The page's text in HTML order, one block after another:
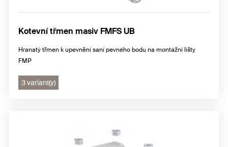
Kotevní třmen masiv FMFS UB
Hranatý třmen k upevnění saní pevného bodu na montážní lišty
FMP
3 variant(y)